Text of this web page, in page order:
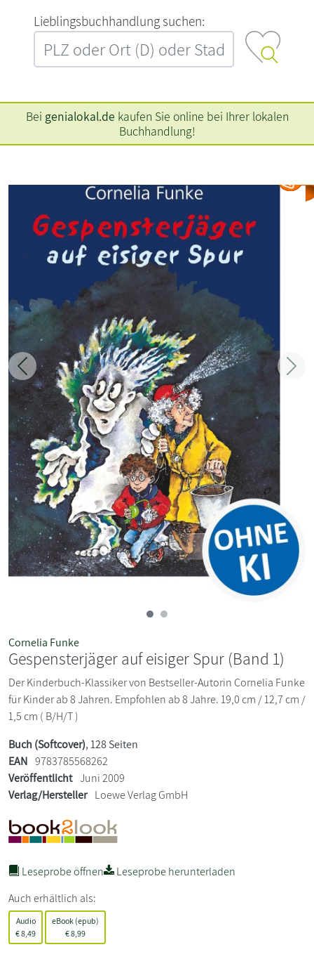
L‍i‍e‍b‍l‍i‍n‍g‍s‍b‍u‍c‍h‍h‍a‍n‍d‍l‍u‍n‍g‍ ‍s‍u‍c‍h‍e‍n‍:‍
Bei genialokal.de kaufen Sie online bei Ihrer lokalen
Buchhandlung!
Zurück
Cornelia Funke
Gespensterjäger auf eisiger Spur (Band 1)
Der Kinderbuch-Klassiker von Bestseller-Autorin Cornelia Funke
für Kinder ab 8 Jahren. Empfohlen ab 8 Jahre. 19,0 cm / 12,7 cm /
1,5 cm ( B/H/T )
Buch (Softcover), 128 Seiten
EAN 9783785568262
Veröffentlicht Juni 2009
Verlag/Hersteller Loewe Verlag GmbH
Leseprobe öffnen
Leseprobe herunterladen
Auch erhältlich als:
Audio
€8,49
eBook (epub)
€8,99